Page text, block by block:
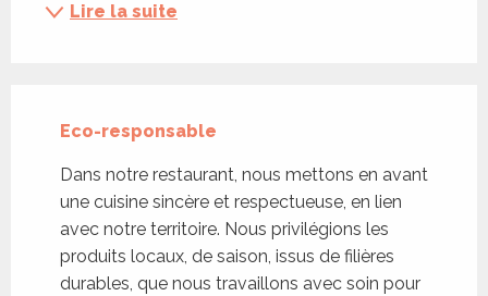
Lire la suite
Eco-responsable
Dans notre restaurant, nous mettons en avant
une cuisine sincère et respectueuse, en lien
avec notre territoire. Nous privilégions les
produits locaux, de saison, issus de filières
durables, que nous travaillons avec soin pour